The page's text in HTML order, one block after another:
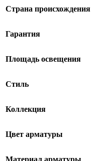
Страна происхождения
Гарантия
Площадь освещения
Стиль
Коллекция
Цвет арматуры
Материал арматуры